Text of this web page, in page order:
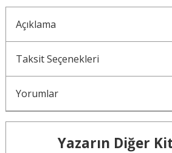
Açıklama
Taksit Seçenekleri
Yorumlar
Yazarın Diğer